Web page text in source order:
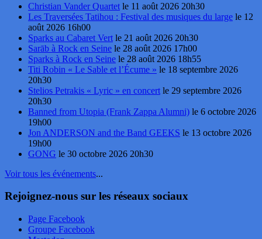
Christian Vander Quartet le 11 août 2026 20h30
Les Traversées Tatihou : Festival des musiques du large le 12
août 2026 16h00
Sparks au Cabaret Vert le 21 août 2026 20h30
Sarāb à Rock en Seine le 28 août 2026 17h00
Sparks à Rock en Seine le 28 août 2026 18h55
Titi Robin « Le Sable et l’Écume » le 18 septembre 2026
20h30
Stelios Petrakis « Lyric » en concert le 29 septembre 2026
20h30
Banned from Utopia (Frank Zappa Alumni) le 6 octobre 2026
19h00
Jon ANDERSON and the Band GEEKS le 13 octobre 2026
19h00
GONG le 30 octobre 2026 20h30
Voir tous les événements...
Rejoignez-nous sur les réseaux sociaux
Page Facebook
Groupe Facebook